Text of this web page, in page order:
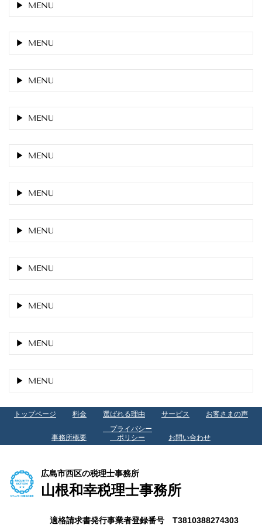
MENU
MENU
MENU
MENU
MENU
MENU
MENU
MENU
MENU
MENU
MENU
トップページ 料金 選ばれる理由 サービス お客さまの声
事務所概要
プライバシー
ポリシー
お問い合わせ
広島市西区の税理士事務所
山根和幸税理士事務所
適格請求書発行事業者登録番号 T3810388274303